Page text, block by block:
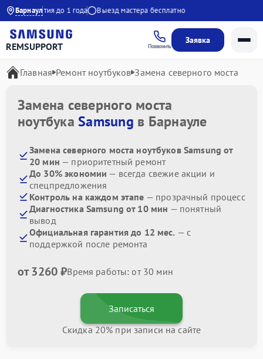
Барнаул
Гарантия до 1 года Выезд мастера бесплатно
REMSUPPORT Позвонить
Заявка
Главная Ремонт ноутбуков Замена северного моста
Замена северного моста
ноутбукаSamsung в Барнауле
Замена северного моста ноутбуков Samsung от
20 мин — приоритетный ремонт
До 30% экономии — всегда свежие акции и
спецпредложения
Контроль на каждом этапе — прозрачный процесс
Диагностика Samsung от 10 мин — понятный
вывод
Официальная гарантия до 12 мес. — с
поддержкой после ремонта
от 3260 ₽Время работы: от 30 мин
Записаться
Скидка 20% при записи на сайте